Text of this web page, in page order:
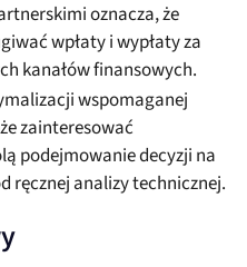
oznacza, że
wpłaty i wypłaty za
kanałów finansowych.
wspomaganej
zainteresować
podejmowanie decyzji na
ręcznej analizy technicznej.